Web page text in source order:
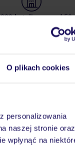
O plikach cookies
personalizowania
naszej stronie oraz
wpłynąć na
hoteli w ponad 50
od